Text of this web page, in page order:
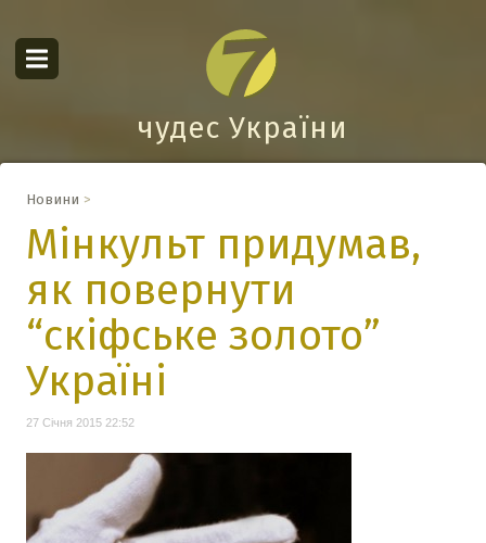
чудес України
Новини >
Мінкульт придумав,
як повернути
“скіфське золото”
Україні
27 Січня 2015 22:52